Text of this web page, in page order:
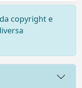
copyright e